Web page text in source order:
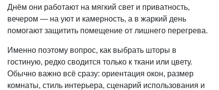
Днём они работают на мягкий свет и приватность,
вечером — на уют и камерность, а в жаркий день
помогают защитить помещение от лишнего перегрева.
Именно поэтому вопрос, как выбрать шторы в
гостиную, редко сводится только к ткани или цвету.
Обычно важно всё сразу: ориентация окон, размер
комнаты, стиль интерьера, сценарий использования и